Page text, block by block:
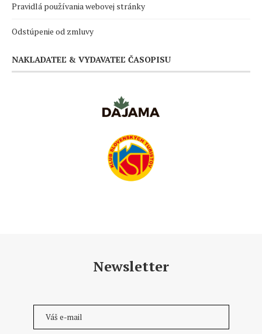
Pravidlá používania webovej stránky
Odstúpenie od zmluvy
NAKLADATEĽ & VYDAVATEĽ ČASOPISU
Newsletter